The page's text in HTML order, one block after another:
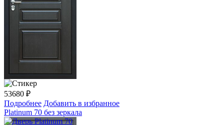
53680 ₽
Подробнее Добавить в избранное
Platinum 70 без зеркала